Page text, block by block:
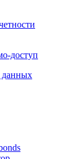
доступ
данных